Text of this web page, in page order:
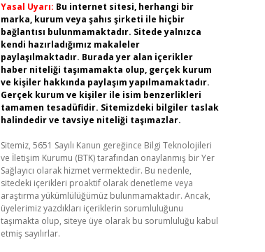
Yasal Uyarı: Bu internet sitesi, herhangi bir
marka, kurum veya şahıs şirketi ile hiçbir
bağlantısı bulunmamaktadır. Sitede yalnızca
kendi hazırladığımız makaleler
paylaşılmaktadır. Burada yer alan içerikler
haber niteliği taşımamakta olup, gerçek kurum
ve kişiler hakkında paylaşım yapılmamaktadır.
Gerçek kurum ve kişiler ile isim benzerlikleri
tamamen tesadüfidir. Sitemizdeki bilgiler taslak
halindedir ve tavsiye niteliği taşımazlar.
Sitemiz, 5651 Sayılı Kanun gereğince Bilgi Teknolojileri
ve İletişim Kurumu (BTK) tarafından onaylanmış bir Yer
Sağlayıcı olarak hizmet vermektedir. Bu nedenle,
sitedeki içerikleri proaktif olarak denetleme veya
araştırma yükümlülüğümüz bulunmamaktadır. Ancak,
üyelerimiz yazdıkları içeriklerin sorumluluğunu
taşımakta olup, siteye üye olarak bu sorumluluğu kabul
etmiş sayılırlar.